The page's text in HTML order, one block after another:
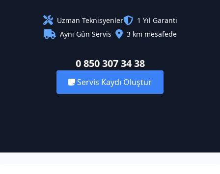
Uzman Teknisyenler
1 Yıl Garanti
Aynı Gün Servis
3 km mesafede
0 850 307 34 38
Servis Kaydı Oluştur